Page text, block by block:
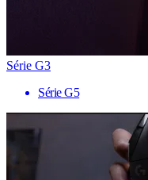
Série G3
Série G5